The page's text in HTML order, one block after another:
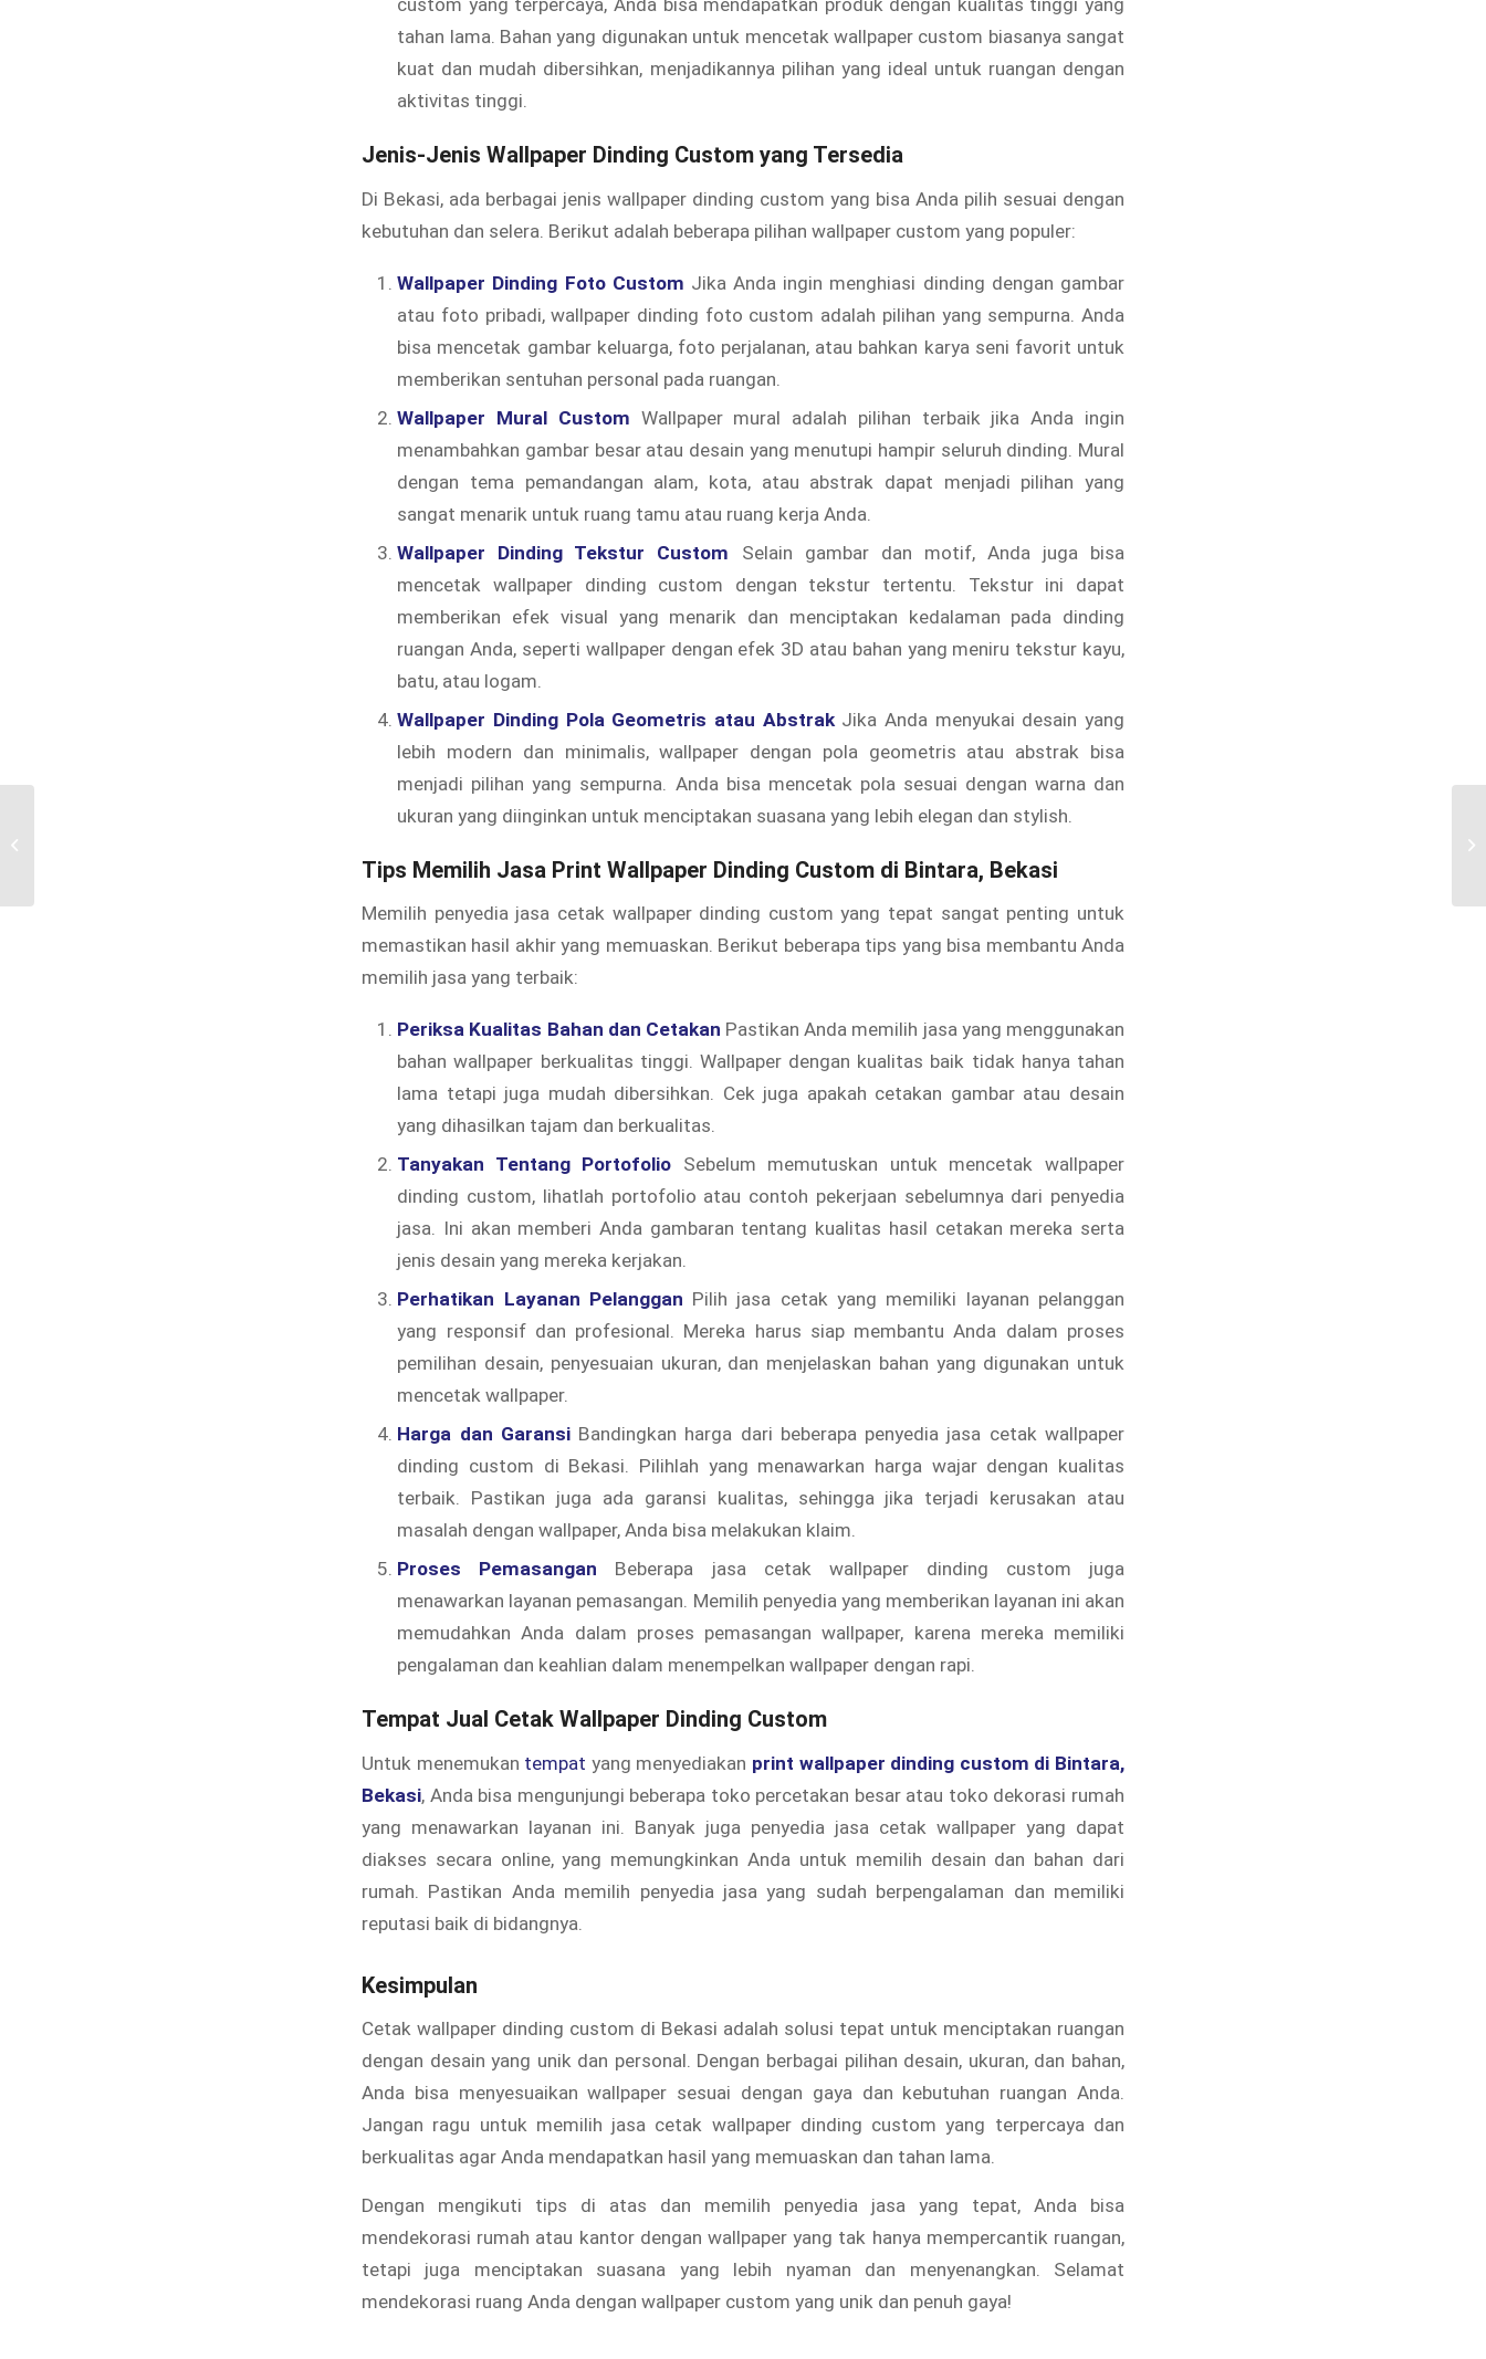
custom yang terpercaya, Anda bisa mendapatkan produk dengan kualitas tinggi yang
tahan lama. Bahan yang digunakan untuk mencetak wallpaper custom biasanya sangat
kuat dan mudah dibersihkan, menjadikannya pilihan yang ideal untuk ruangan dengan
aktivitas tinggi.
Jenis-Jenis Wallpaper Dinding Custom yang Tersedia
Di Bekasi, ada berbagai jenis wallpaper dinding custom yang bisa Anda pilih sesuai dengan
kebutuhan dan selera. Berikut adalah beberapa pilihan wallpaper custom yang populer:
Wallpaper Dinding Foto Custom Jika Anda ingin menghiasi dinding dengan gambar
atau foto pribadi, wallpaper dinding foto custom adalah pilihan yang sempurna. Anda
bisa mencetak gambar keluarga, foto perjalanan, atau bahkan karya seni favorit untuk
memberikan sentuhan personal pada ruangan.
Wallpaper Mural Custom Wallpaper mural adalah pilihan terbaik jika Anda ingin
menambahkan gambar besar atau desain yang menutupi hampir seluruh dinding. Mural
dengan tema pemandangan alam, kota, atau abstrak dapat menjadi pilihan yang
sangat menarik untuk ruang tamu atau ruang kerja Anda.
Wallpaper Dinding Tekstur Custom Selain gambar dan motif, Anda juga bisa
mencetak wallpaper dinding custom dengan tekstur tertentu. Tekstur ini dapat
memberikan efek visual yang menarik dan menciptakan kedalaman pada dinding
ruangan Anda, seperti wallpaper dengan efek 3D atau bahan yang meniru tekstur kayu,
batu, atau logam.
Wallpaper Dinding Pola Geometris atau AbstrakJika Anda menyukai desain yang
lebih modern dan minimalis, wallpaper dengan pola geometris atau abstrak bisa
menjadi pilihan yang sempurna. Anda bisa mencetak pola sesuai dengan warna dan
ukuran yang diinginkan untuk menciptakan suasana yang lebih elegan dan stylish.
Tips Memilih Jasa Print Wallpaper Dinding Custom di Bintara, Bekasi
Memilih penyedia jasa cetak wallpaper dinding custom yang tepat sangat penting untuk
memastikan hasil akhir yang memuaskan. Berikut beberapa tips yang bisa membantu Anda
memilih jasa yang terbaik:
Periksa Kualitas Bahan dan Cetakan Pastikan Anda memilih jasa yang menggunakan
bahan wallpaper berkualitas tinggi. Wallpaper dengan kualitas baik tidak hanya tahan
lama tetapi juga mudah dibersihkan. Cek juga apakah cetakan gambar atau desain
yang dihasilkan tajam dan berkualitas.
Tanyakan Tentang Portofolio Sebelum memutuskan untuk mencetak wallpaper
dinding custom, lihatlah portofolio atau contoh pekerjaan sebelumnya dari penyedia
jasa. Ini akan memberi Anda gambaran tentang kualitas hasil cetakan mereka serta
jenis desain yang mereka kerjakan.
Perhatikan Layanan Pelanggan Pilih jasa cetak yang memiliki layanan pelanggan
yang responsif dan profesional. Mereka harus siap membantu Anda dalam proses
pemilihan desain, penyesuaian ukuran, dan menjelaskan bahan yang digunakan untuk
mencetak wallpaper.
Harga dan GaransiBandingkan harga dari beberapa penyedia jasa cetak wallpaper
dinding custom di Bekasi. Pilihlah yang menawarkan harga wajar dengan kualitas
terbaik. Pastikan juga ada garansi kualitas, sehingga jika terjadi kerusakan atau
masalah dengan wallpaper, Anda bisa melakukan klaim.
Proses Pemasangan Beberapa jasa cetak wallpaper dinding custom juga
menawarkan layanan pemasangan. Memilih penyedia yang memberikan layanan ini akan
memudahkan Anda dalam proses pemasangan wallpaper, karena mereka memiliki
pengalaman dan keahlian dalam menempelkan wallpaper dengan rapi.
Tempat Jual Cetak Wallpaper Dinding Custom
Untuk menemukan tempat yang menyediakan print wallpaper dinding custom di Bintara,
Bekasi, Anda bisa mengunjungi beberapa toko percetakan besar atau toko dekorasi rumah
yang menawarkan layanan ini. Banyak juga penyedia jasa cetak wallpaper yang dapat
diakses secara online, yang memungkinkan Anda untuk memilih desain dan bahan dari
rumah. Pastikan Anda memilih penyedia jasa yang sudah berpengalaman dan memiliki
reputasi baik di bidangnya.
Kesimpulan
Cetak wallpaper dinding custom di Bekasi adalah solusi tepat untuk menciptakan ruangan
dengan desain yang unik dan personal. Dengan berbagai pilihan desain, ukuran, dan bahan,
Anda bisa menyesuaikan wallpaper sesuai dengan gaya dan kebutuhan ruangan Anda.
Jangan ragu untuk memilih jasa cetak wallpaper dinding custom yang terpercaya dan
berkualitas agar Anda mendapatkan hasil yang memuaskan dan tahan lama.
Dengan mengikuti tips di atas dan memilih penyedia jasa yang tepat, Anda bisa
mendekorasi rumah atau kantor dengan wallpaper yang tak hanya mempercantik ruangan,
tetapi juga menciptakan suasana yang lebih nyaman dan menyenangkan. Selamat
mendekorasi ruang Anda dengan wallpaper custom yang unik dan penuh gaya!